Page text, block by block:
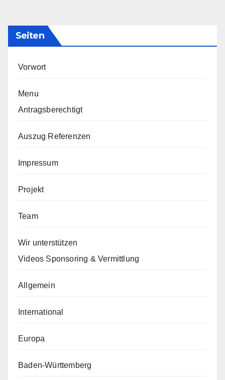
Seiten
Vorwort
Menu
Antragsberechtigt
Auszug Referenzen
Impressum
Projekt
Team
Wir unterstützen
Videos Sponsoring & Vermittlung
Allgemein
International
Europa
Baden-Württemberg